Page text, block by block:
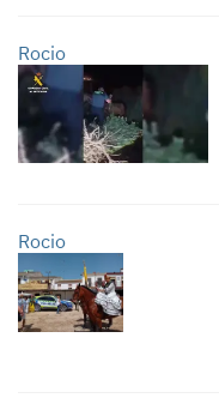
Rocio
Rocio